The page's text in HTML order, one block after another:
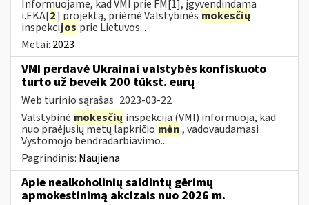
Informuojame, kad VMI prie FM[1], įgyvendindama
i.EKA[2] projektą, priėmė Valstybinės mokesčių
inspekcijos prie Lietuvos...
Metai: 2023
VMI perdavė Ukrainai valstybės konfiskuoto
turto už beveik 200 tūkst. eurų
Web turinio sąrašas 2023-03-22
Valstybinė mokesčių inspekcija (VMI) informuoja, kad
nuo praėjusių metų lapkričio mėn., vadovaudamasi
Vystomojo bendradarbiavimo...
Pagrindinis: Naujiena
Apie nealkoholinių saldintų gėrimų
apmokestinimą akcizais nuo 2026 m.